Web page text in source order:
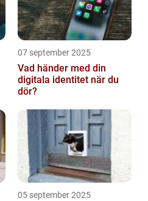
07 september 2025
Vad händer med din
digitala identitet när du
dör?
05 september 2025